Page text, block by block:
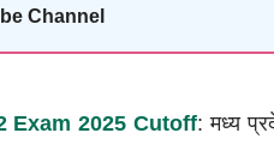
Channel
Exam 2025 Cutoff: मध्य